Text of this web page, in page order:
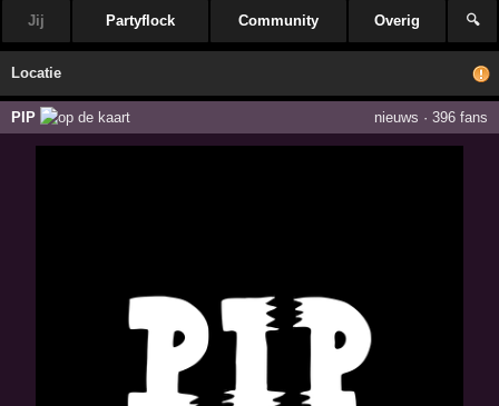
Jij Partyflock Community Overig 🔍
Locatie
PIP nieuws · 396 fans